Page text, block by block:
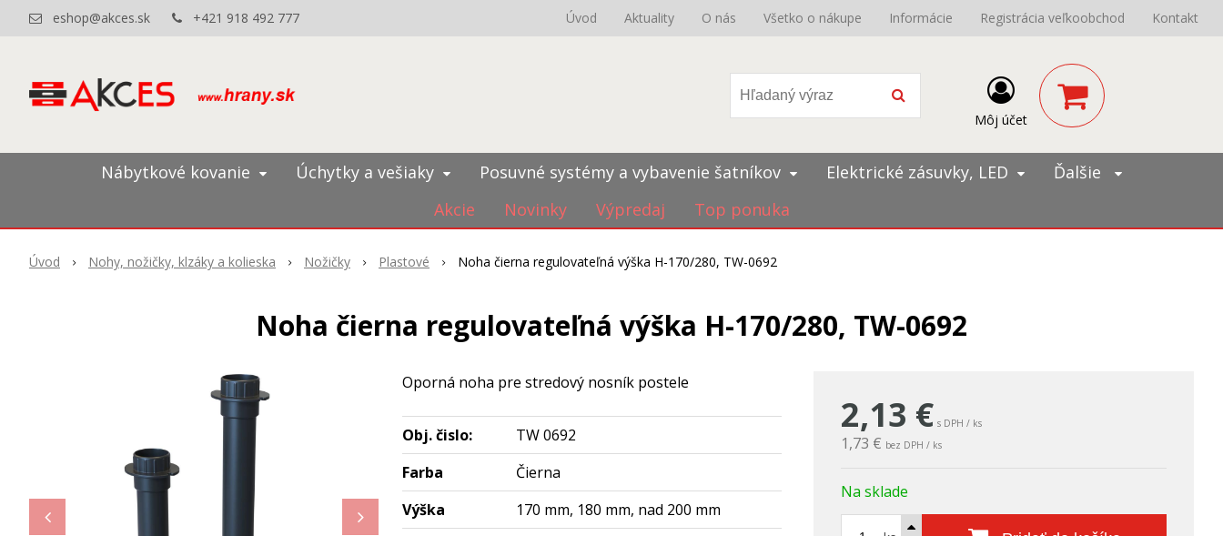
eshop@akces.sk +421 918 492 777 Úvod Aktuality O nás Všetko o nákupe Informácie Registrácia veľkoobchod Kontakt
Môj účet
Nábytkové kovanie Úchytky a vešiaky Posuvné systémy a vybavenie šatníkov Elektrické zásuvky, LED
Ďalšie
Akcie
Novinky Výpredaj Top ponuka
Úvod Nohy, nožičky, klzáky a kolieska Nožičky Plastové Noha čierna regulovateľná výška H-170/280, TW-0692
Noha čierna regulovateľná výška H-170/280, TW-0692
2,13 € s DPH / ks
1,73 € bez DPH / ks
Na sklade
Oporná noha pre stredový nosník postele
Obj. čislo:
TW 0692
Farba
Čierna
Výška
170 mm, 180 mm, nad 200 mm